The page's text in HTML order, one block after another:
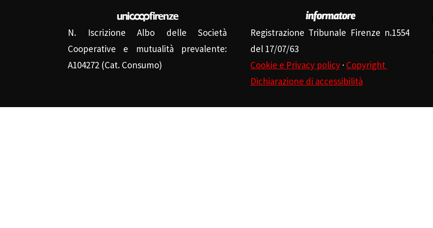
N. Iscrizione Albo delle Società
Cooperative e mutualità prevalente:
A104272 (Cat. Consumo)
Registrazione Tribunale Firenze n.1554
del 17/07/63
Cookie e Privacy policy · Copyright
Dichiarazione di accessibilità